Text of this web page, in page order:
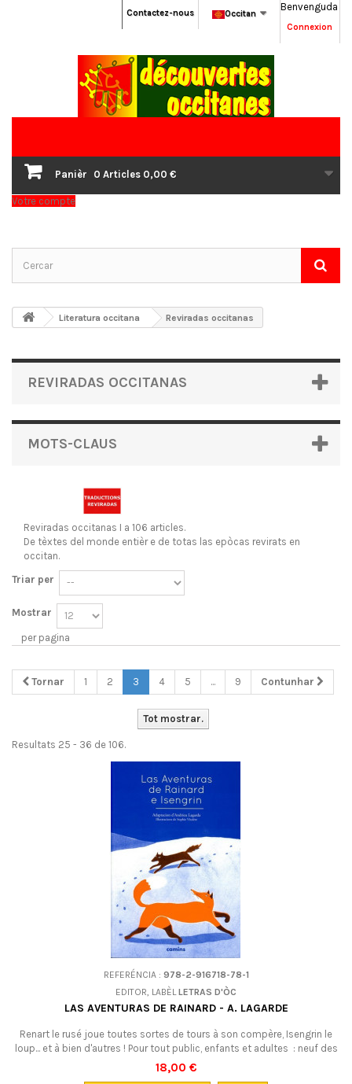
Benvenguda
Connexion
Occitan
Contactez-nous
Panièr 0 Articles 0,00 €
Votre compte
Literatura occitana Reviradas occitanas
REVIRADAS OCCITANAS
MOTS-CLAUS
Reviradas occitanas I a 106 articles.
De tèxtes del monde entièr e de totas las epòcas revirats en
occitan.
Triar per
Mostrar
per pagina
Tornar 1 2 3 4 5 ... 9 Contunhar
Tot mostrar.
Resultats 25 - 36 de 106.
REFERÉNCIA : 978-2-916718-78-1
EDITOR, LABÈLLETRAS D'ÒC
LAS AVENTURAS DE RAINARD - A. LAGARDE
Renart le rusé joue toutes sortes de tours à son compère, Isengrin le
loup... et à bien d'autres ! Pour tout public, enfants et adultes : neuf des
épisodes les plus connus du fameux Roman de Renart, adaptés en
occitan.
18,00 €